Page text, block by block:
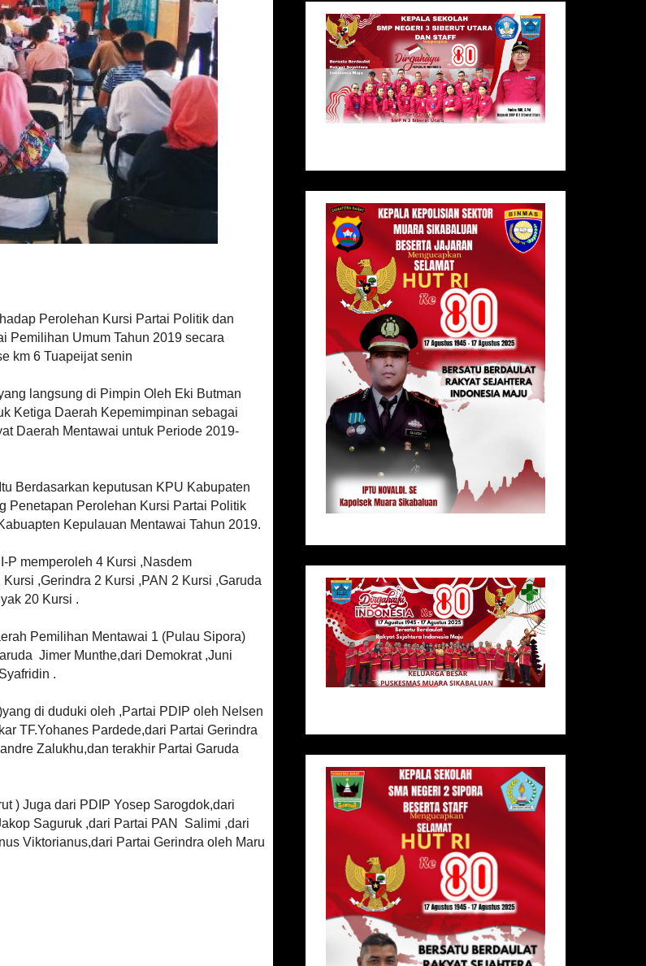
Perolehan Kursi Partai Politik dan
Pemilihan Umum Tahun 2019 secara
km 6 Tuapeijat senin
langsung di Pimpin Oleh Eki Butman
Ketiga Daerah Kepemimpinan sebagai
Daerah Mentawai untuk Periode 2019-
Berdasarkan keputusan KPU Kabupaten
Penetapan Perolehan Kursi Partai Politik
Kepulauan Mentawai Tahun 2019.
P memperoleh 4 Kursi ,Nasdem
,Gerindra 2 Kursi ,PAN 2 Kursi ,Garuda
20 Kursi .
Pemilihan Mentawai 1 (Pulau Sipora)
Jimer Munthe,dari Demokrat ,Juni
Syafridin .
di duduki oleh ,Partai PDIP oleh Nelsen
TF.Yohanes Pardede,dari Partai Gerindra
Zalukhu,dan terakhir Partai Garuda
) Juga dari PDIP Yosep Sarogdok,dari
Saguruk ,dari Partai PAN
Salimi ,dari
Viktorianus,dari Partai Gerindra oleh Maru